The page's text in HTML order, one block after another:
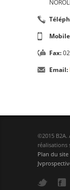
Fax:
Email:
©2015 B2A.
réalisations
Plan du site